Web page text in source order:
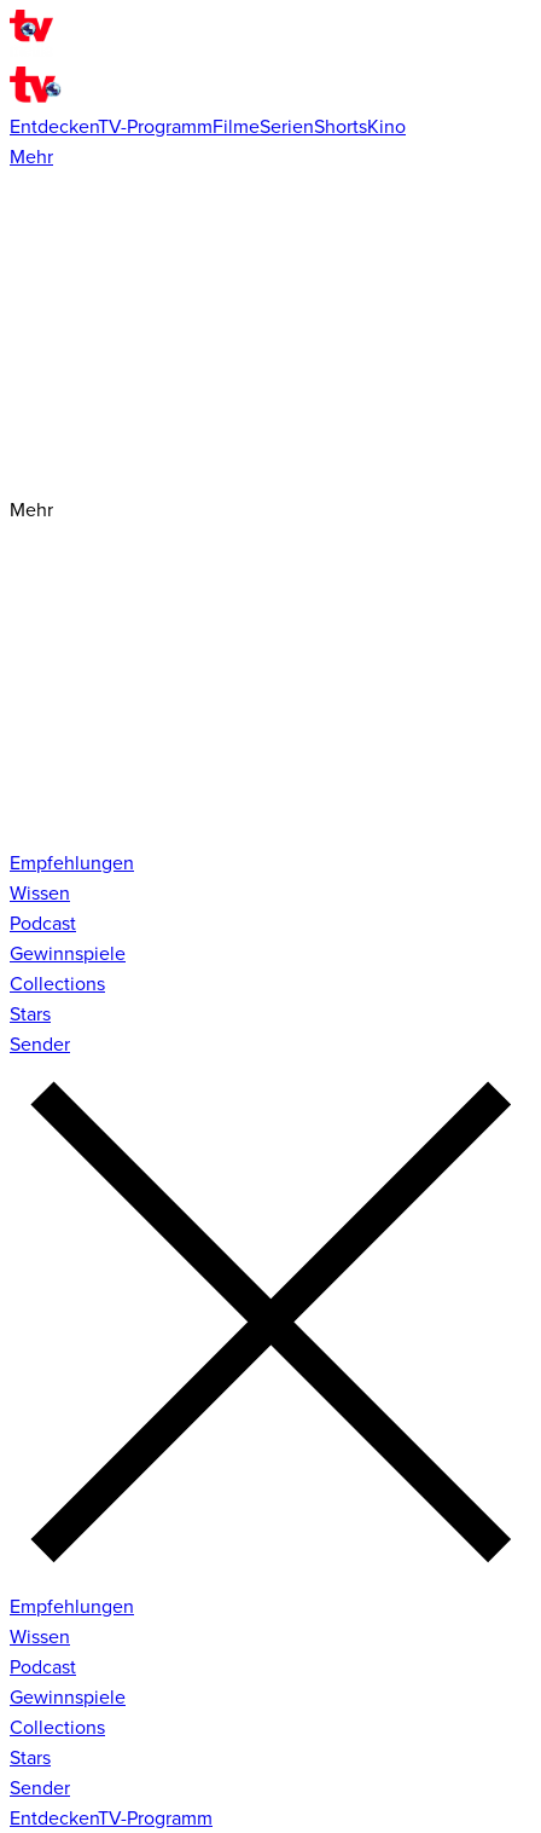
EntdeckenTV-ProgrammFilmeSerienShortsKino
Mehr
Mehr
Empfehlungen
Wissen
Podcast
Gewinnspiele
Collections
Stars
Sender
Empfehlungen
Wissen
Podcast
Gewinnspiele
Collections
Stars
Sender
EntdeckenTV-Programm